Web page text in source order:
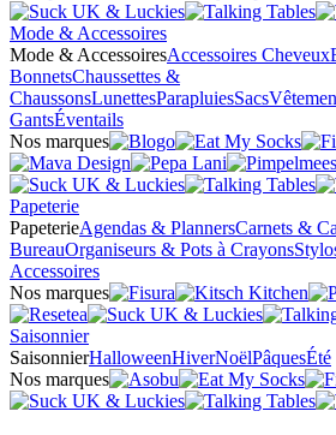
Mode & Accessoires
Mode & AccessoiresAccessoires Cheveux
BonnetsChaussettes &
ChaussonsLunettesParapluiesSacs
GantsÉventails
Nos marques
Papeterie
PapeterieAgendas & PlannersCarnets &
BureauOrganiseurs & Pots à Crayons
Accessoires
Nos marques
Saisonnier
SaisonnierHalloweenHiverNoëlPâquesÉté
Nos marques